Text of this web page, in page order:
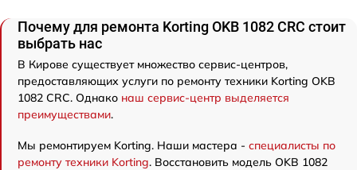
Почему для ремонта Korting OKB 1082 CRC стоит
выбрать нас
В Кирове существует множество сервис-центров,
предоставляющих услуги по ремонту техники Korting OKB
1082 CRC. Однако наш сервис-центр выделяется
преимуществами.
Мы ремонтируем Korting. Наши мастера - специалисты по
ремонту техники Korting. Восстановить модель OKB 1082